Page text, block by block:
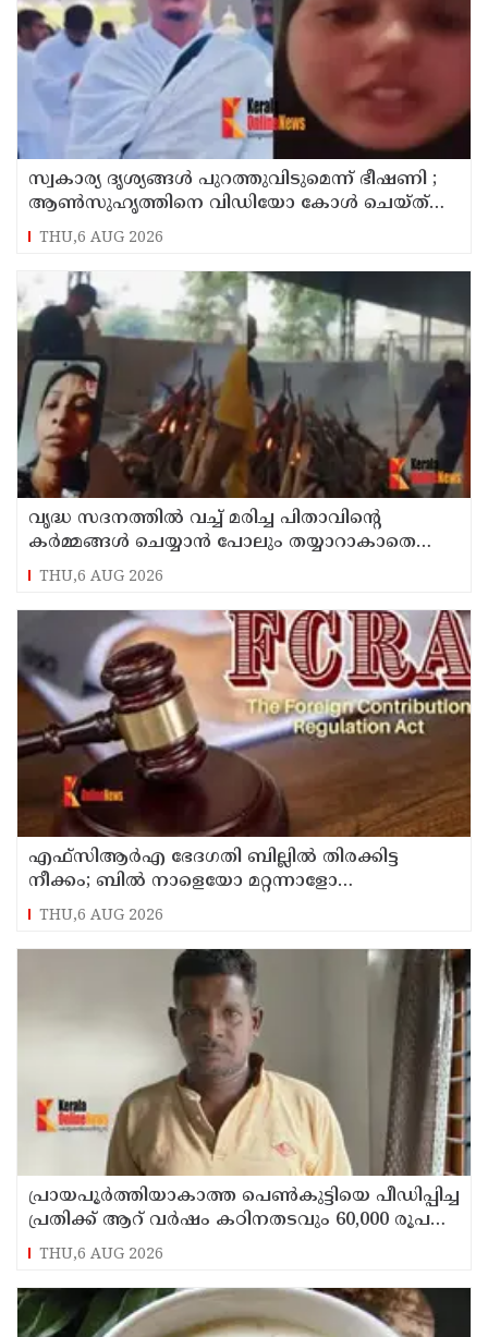
സ്വകാര്യ ദൃശ്യങ്ങള്‍ പുറത്തുവിടുമെന്ന് ഭീഷണി ;
ആണ്‍സുഹൃത്തിനെ വിഡിയോ കോള്‍ ചെയ്ത്
യുവതി ജീവനൊടുക്കി
THU,6 AUG 2026
വൃദ്ധ സദനത്തില്‍ വച്ച് മരിച്ച പിതാവിന്റെ
കര്‍മ്മങ്ങള്‍ ചെയ്യാന്‍ പോലും തയ്യാറാകാതെ
മക്കള്‍ ; ചടങ്ങുകള്‍ വീഡിയോ കോളിലൂടെ
ലൈവായി കണ്ടു !
THU,6 AUG 2026
എഫ്‌സിആര്‍എ ഭേദഗതി ബില്ലില്‍ തിരക്കിട്ട
നീക്കം; ബില്‍ നാളെയോ മറ്റന്നാളോ
കൊണ്ടുവന്നേക്കും
THU,6 AUG 2026
പ്രായപൂര്‍ത്തിയാകാത്ത പെണ്‍കുട്ടിയെ പീഡിപ്പിച്ച
പ്രതിക്ക് ആറ് വര്‍ഷം കഠിനതടവും 60,000 രൂപ
പിഴയും
THU,6 AUG 2026